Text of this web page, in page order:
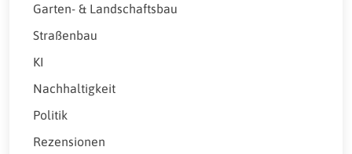
Garten- & Landschaftsbau
Straßenbau
KI
Nachhaltigkeit
Politik
Rezensionen